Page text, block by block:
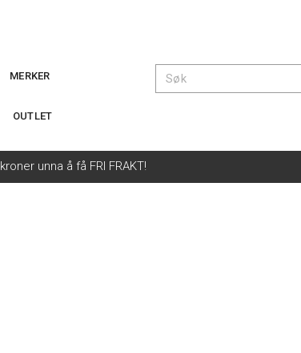
MERKER
OUTLET
kroner unna å få FRI FRAKT!